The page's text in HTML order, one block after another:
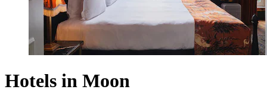
Hotels in Moon